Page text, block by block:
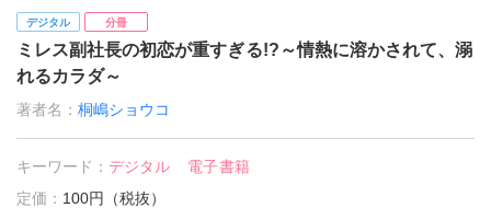
デジタル 分冊
ミレス副社長の初恋が重すぎる!?～情熱に溶かされて、溺
れるカラダ～
著者名：桐嶋ショウコ
キーワード：デジタル
電子書籍
定価： 100円（税抜）